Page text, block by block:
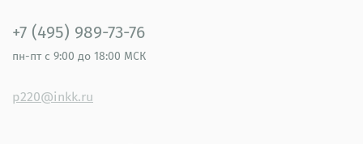
+7 (495) 989-73-76
пн-пт с 9:00 до 18:00 МСК
p220@inkk.ru